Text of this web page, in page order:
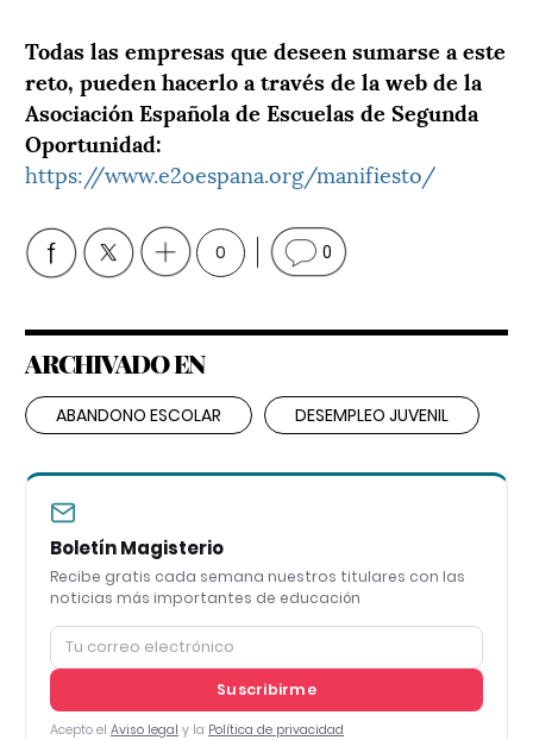
Todas las empresas que deseen sumarse a este
reto, pueden hacerlo a través de la web de la
Asociación Española de Escuelas de Segunda
Oportunidad:
https://www.e2oespana.org/manifiesto/
0 0
ARCHIVADO EN
ABANDONO ESCOLAR DESEMPLEO JUVENIL
Boletín Magisterio
Recibe gratis cada semana nuestros titulares con las
noticias más importantes de educación
Suscribirme
Acepto el Aviso legal y la Política de privacidad